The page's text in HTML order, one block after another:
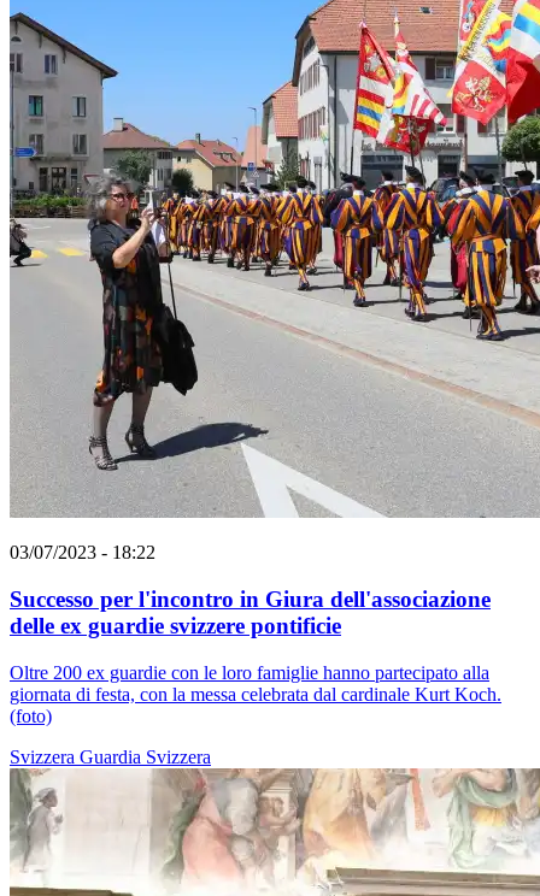
03/07/2023 - 18:22
Successo per l'incontro in Giura dell'associazione
delle ex guardie svizzere pontificie
Oltre 200 ex guardie con le loro famiglie hanno partecipato alla
giornata di festa, con la messa celebrata dal cardinale Kurt Koch.
(foto)
Svizzera Guardia Svizzera